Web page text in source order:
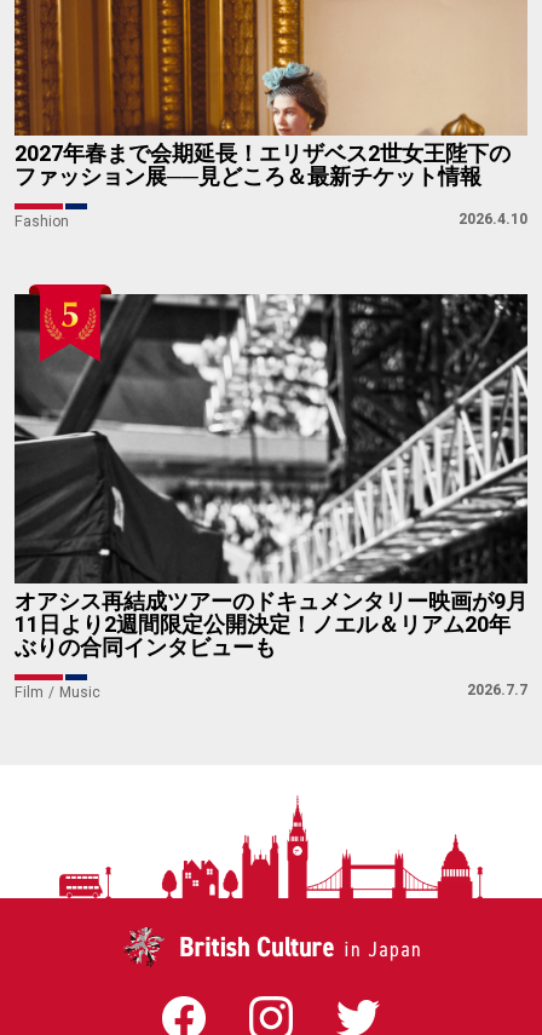
2027年春まで会期延長！エリザベス2世女王陛下の
ファッション展──見どころ＆最新チケット情報
Fashion 2026.4.10
オアシス再結成ツアーのドキュメンタリー映画が9月
11日より2週間限定公開決定！ノエル＆リアム20年
ぶりの合同インタビューも
Film Music 2026.7.7